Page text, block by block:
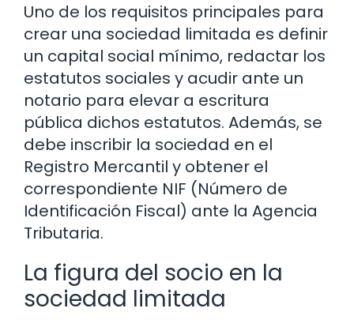
Uno de los requisitos principales para
crear una sociedad limitada es definir
un capital social mínimo, redactar los
estatutos sociales y acudir ante un
notario para elevar a escritura
pública dichos estatutos. Además, se
debe inscribir la sociedad en el
Registro Mercantil y obtener el
correspondiente NIF (Número de
Identificación Fiscal) ante la Agencia
Tributaria.
La figura del socio en la
sociedad limitada